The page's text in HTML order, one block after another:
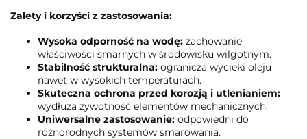
Zalety i korzyści z zastosowania:
Wysoka odporność na wodę: zachowanie
właściwości smarnych w środowisku wilgotnym.
Stabilność strukturalna: ogranicza wycieki oleju
nawet w wysokich temperaturach.
Skuteczna ochrona przed korozją i utlenianiem:
wydłuża żywotność elementów mechanicznych.
Uniwersalne zastosowanie: odpowiedni do
różnorodnych systemów smarowania.